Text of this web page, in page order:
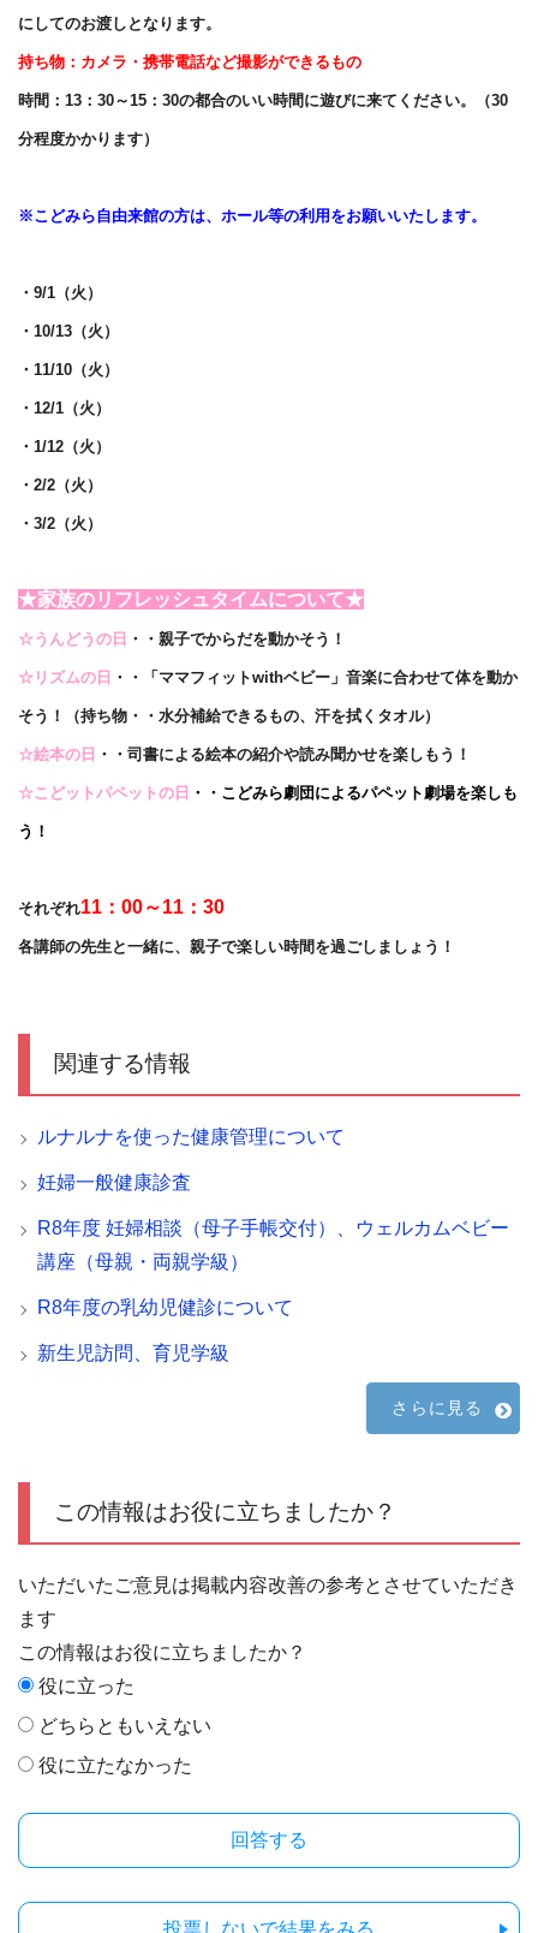
にしてのお渡しとなります。
持ち物：カメラ・携帯電話など撮影ができるもの
時間：13：30～15：30の都合のいい時間に遊びに来てください。（30
分程度かかります）
※こどみら自由来館の方は、ホール等の利用をお願いいたします。
・9/1（火）
・10/13（火）
・11/10（火）
・12/1（火）
・1/12（火）
・2/2（火）
・3/2（火）
★家族のリフレッシュタイムについて★
☆うんどう の日 ・・親子でからだを動かそう！
☆リズムの日 ・・「ママフィットwithベビー」音楽に合わせて体を動か
そう！（持ち物・・水分補給できるもの、汗を拭くタオル）
☆絵本の日 ・・司書による絵本の紹介や読み聞かせを楽しもう！
☆こどットパペットの日 ・・こどみら劇団によるパペット劇場を楽しも
う！
それぞれ11：00～11：30
各講師の先生と一緒に、親子で楽しい時間を過ごしましょう！
関連する情報
ルナルナを使った健康管理について
妊婦一般健康診査
R8年度 妊婦相談（母子手帳交付）、ウェルカムベビー
講座（母親・両親学級）
R8年度の乳幼児健診について
新生児訪問、育児学級
さらに見る
この情報はお役に立ちましたか？
いただいたご意見は掲載内容改善の参考とさせていただき
ます
この情報はお役に立ちましたか？
役に立った
どちらともいえない
役に立たなかった
投票しないで結果をみる